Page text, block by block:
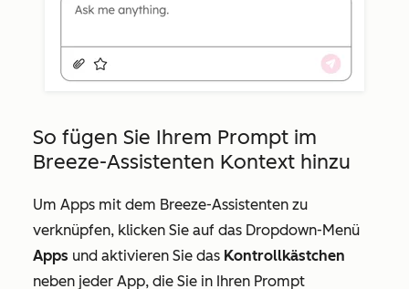
So fügen Sie Ihrem Prompt im
Breeze-Assistenten Kontext hinzu
Um Apps mit dem Breeze-Assistenten zu
verknüpfen, klicken Sie auf das Dropdown-Menü
Apps und aktivieren Sie das Kontrollkästchen
neben jeder App, die Sie in Ihren Prompt